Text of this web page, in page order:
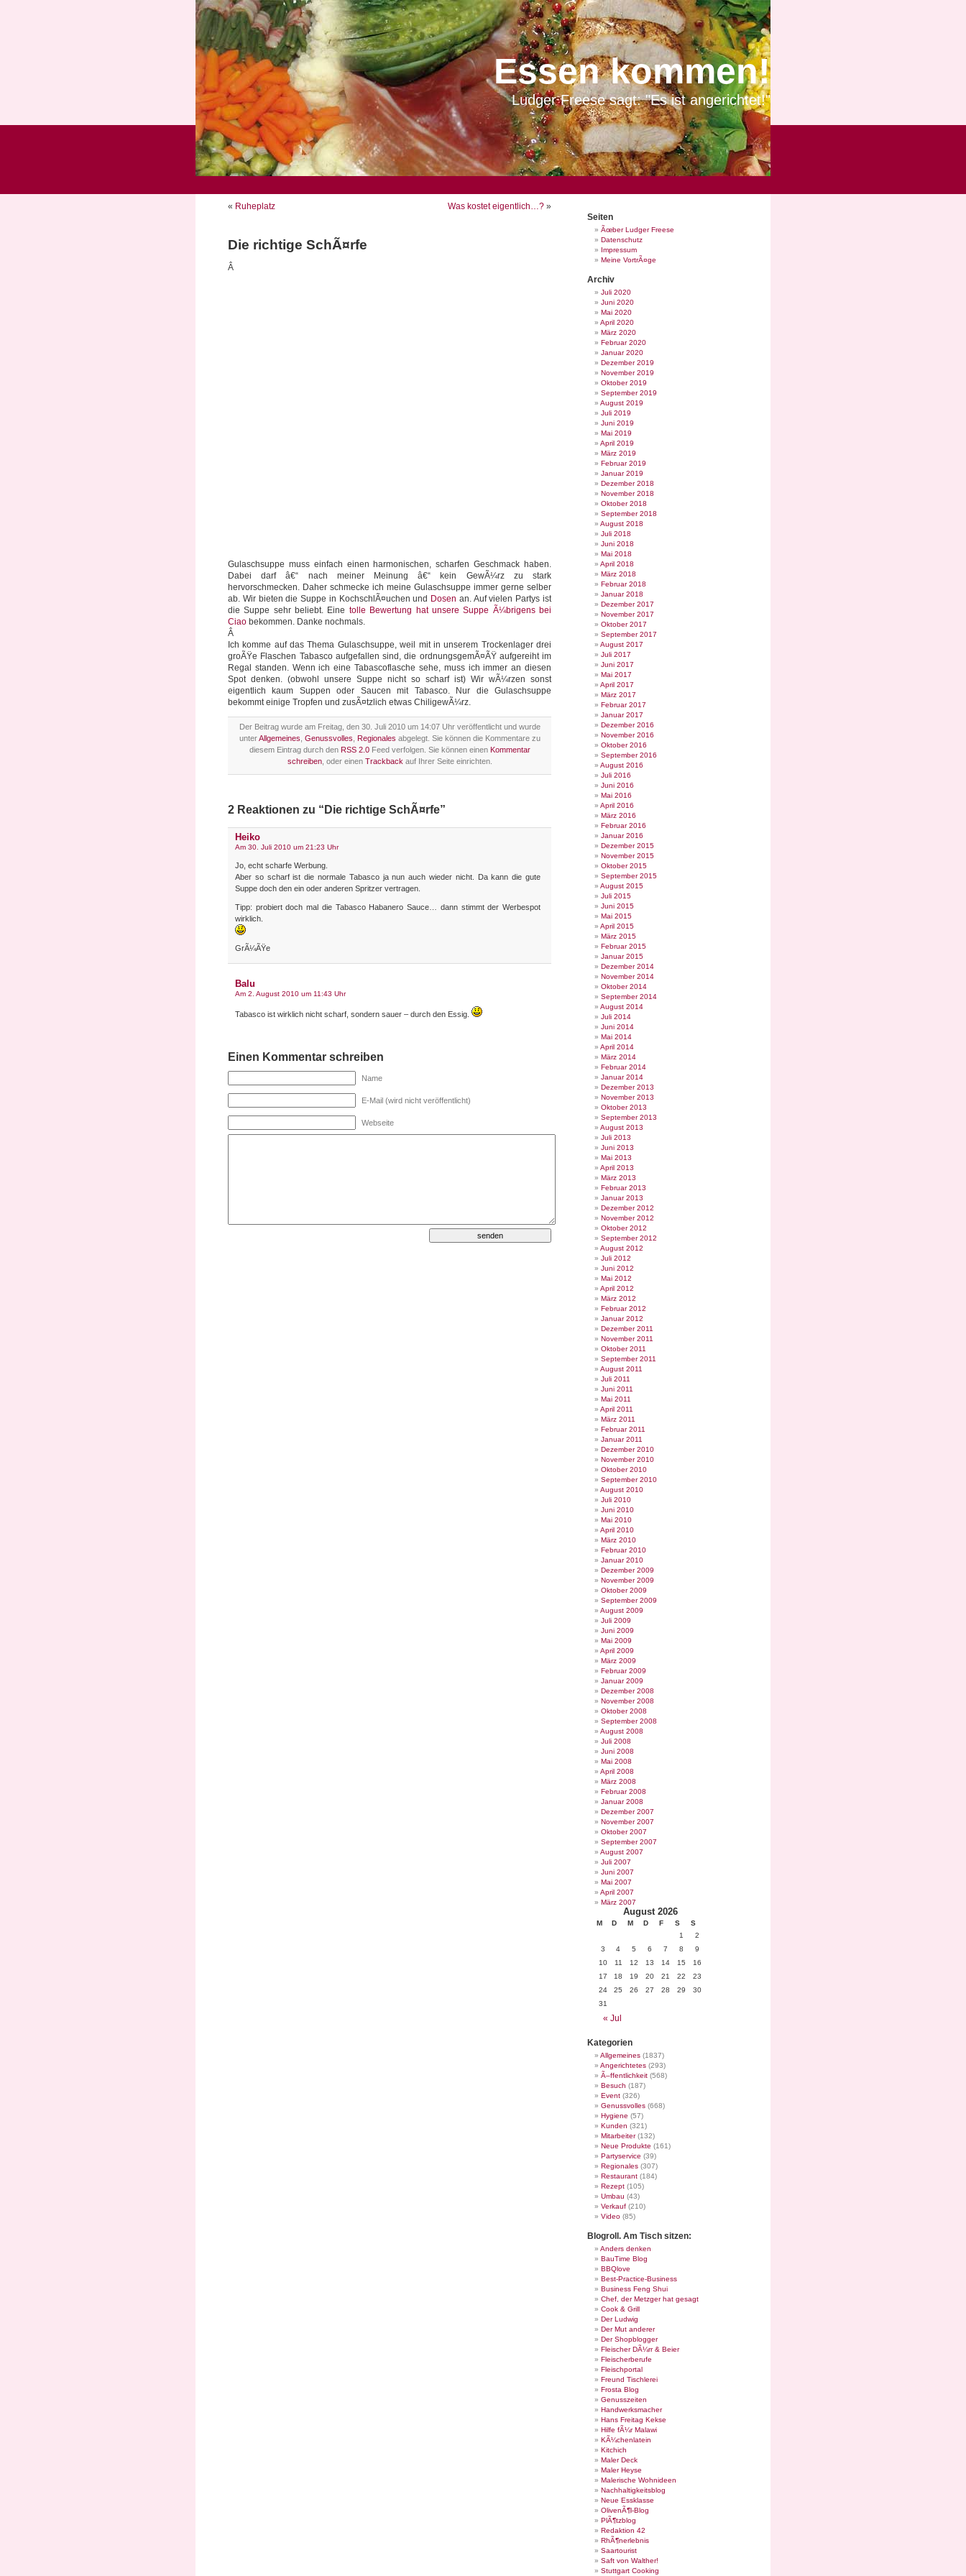
Essen kommen!
Ludger Freese sagt: "Es ist angerichtet!"
« Ruheplatz Was kostet eigentlich…? »
Die richtige SchÃ¤rfe
Â
Gulaschsuppe muss einfach einen harmonischen, scharfen Geschmack haben.
Dabei darf â€“ nach meiner Meinung â€“ kein GewÃ¼rz zu stark
hervorschmecken. Daher schmecke ich meine Gulaschsuppe immer gerne selber
ab. Wir bieten die Suppe in KochschlÃ¤uchen und Dosen an. Auf vielen Partys ist
die Suppe sehr beliebt. Eine tolle Bewertung hat unsere Suppe Ã¼brigens bei
Ciao bekommen. Danke nochmals.
Â
Ich komme auf das Thema Gulaschsuppe, weil mit in unserem Trockenlager drei
groÃŸe Flaschen Tabasco aufgefallen sind, die ordnungsgemÃ¤ÃŸ aufgereiht im
Regal standen. Wenn ich eine Tabascoflasche sehe, muss ich immer an diesen
Spot denken. (obwohl unsere Suppe nicht so scharf ist) Wir wÃ¼rzen sonst
eigentlich kaum Suppen oder Saucen mit Tabasco. Nur die Gulaschsuppe
bekommt einige Tropfen und zusÃ¤tzlich etwas ChiligewÃ¼rz.
Der Beitrag wurde am Freitag, den 30. Juli 2010 um 14:07 Uhr veröffentlicht und wurde
unterAllgemeines Genussvolles Regionales abgelegt. Sie können die Kommentare zu
diesem Eintrag durch den RSS 2.0Feed verfolgen. Sie können einen Kommentar
schreiben, oder einen Trackback auf Ihrer Seite einrichten.
2 Reaktionen zu “Die richtige SchÃ¤rfe”
Heiko
Am 30. Juli 2010 um 21:23 Uhr
Jo, echt scharfe Werbung.
Aber so scharf ist die normale Tabasco ja nun auch wieder nicht. Da kann die gute
Suppe doch den ein oder anderen Spritzer vertragen.
Tipp: probiert doch mal die Tabasco Habanero Sauce… dann stimmt der Werbespot
wirklich.
GrÃ¼ÃŸe
Balu
Am 2. August 2010 um 11:43 Uhr
Tabasco ist wirklich nicht scharf, sondern sauer – durch den Essig.
Einen Kommentar schreiben
Name
E-Mail (wird nicht veröffentlicht)
Webseite
Seiten
Ãœber Ludger Freese
Datenschutz
Impressum
Meine VortrÃ¤ge
Archiv
Juli 2020
Juni 2020
Mai 2020
April 2020
März 2020
Februar 2020
Januar 2020
Dezember 2019
November 2019
Oktober 2019
September 2019
August 2019
Juli 2019
Juni 2019
Mai 2019
April 2019
März 2019
Februar 2019
Januar 2019
Dezember 2018
November 2018
Oktober 2018
September 2018
August 2018
Juli 2018
Juni 2018
Mai 2018
April 2018
März 2018
Februar 2018
Januar 2018
Dezember 2017
November 2017
Oktober 2017
September 2017
August 2017
Juli 2017
Juni 2017
Mai 2017
April 2017
März 2017
Februar 2017
Januar 2017
Dezember 2016
November 2016
Oktober 2016
September 2016
August 2016
Juli 2016
Juni 2016
Mai 2016
April 2016
März 2016
Februar 2016
Januar 2016
Dezember 2015
November 2015
Oktober 2015
September 2015
August 2015
Juli 2015
Juni 2015
Mai 2015
April 2015
März 2015
Februar 2015
Januar 2015
Dezember 2014
November 2014
Oktober 2014
September 2014
August 2014
Juli 2014
Juni 2014
Mai 2014
April 2014
März 2014
Februar 2014
Januar 2014
Dezember 2013
November 2013
Oktober 2013
September 2013
August 2013
Juli 2013
Juni 2013
Mai 2013
April 2013
März 2013
Februar 2013
Januar 2013
Dezember 2012
November 2012
Oktober 2012
September 2012
August 2012
Juli 2012
Juni 2012
Mai 2012
April 2012
März 2012
Februar 2012
Januar 2012
Dezember 2011
November 2011
Oktober 2011
September 2011
August 2011
Juli 2011
Juni 2011
Mai 2011
April 2011
März 2011
Februar 2011
Januar 2011
Dezember 2010
November 2010
Oktober 2010
September 2010
August 2010
Juli 2010
Juni 2010
Mai 2010
April 2010
März 2010
Februar 2010
Januar 2010
Dezember 2009
November 2009
Oktober 2009
September 2009
August 2009
Juli 2009
Juni 2009
Mai 2009
April 2009
März 2009
Februar 2009
Januar 2009
Dezember 2008
November 2008
Oktober 2008
September 2008
August 2008
Juli 2008
Juni 2008
Mai 2008
April 2008
März 2008
Februar 2008
Januar 2008
Dezember 2007
November 2007
Oktober 2007
September 2007
August 2007
Juli 2007
Juni 2007
Mai 2007
April 2007
März 2007
August 2026
M D M D F S S
« Jul
1
2
3
4 5 6 7 8
9
10
11 12 13 14 15
16
17
18 19 20 21 22
23
24
25 26 27 28 29
30
31
Kategorien
Allgemeines (1837)
Angerichtetes (293)
Ã–ffentlichkeit (568)
Besuch (187)
Event (326)
Genussvolles (668)
Hygiene (57)
Kunden (321)
Mitarbeiter(132)
Neue Produkte (161)
Partyservice (39)
Regionales (307)
Restaurant (184)
Rezept (105)
Umbau (43)
Verkauf (210)
Video (85)
Blogroll. Am Tisch sitzen:
Anders denken
BauTime Blog
BBQlove
Best-Practice-Business
Business Feng Shui
Chef, der Metzger hat gesagt
Cook & Grill
Der Ludwig
Der Mut anderer
Der Shopblogger
Fleischer DÃ¼rr & Beier
Fleischerberufe
Fleischportal
Freund Tischlerei
Frosta Blog
Genusszeiten
Handwerksmacher
Hans Freitag Kekse
Hilfe fÃ¼r Malawi
KÃ¼chenlatein
Kitchich
Maler Deck
Maler Heyse
Malerische Wohnideen
Nachhaltigkeitsblog
Neue Essklasse
OlivenÃ¶l-Blog
PlÃ¶tzblog
Redaktion 42
RhÃ¶nerlebnis
Saartourist
Saft von Walther!
Stuttgart Cooking